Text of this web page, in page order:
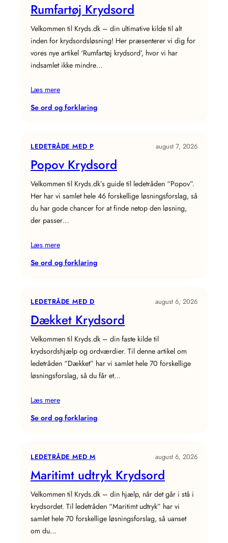
Rumfartøj Krydsord
Velkommen til Kryds.dk – din ultimative kilde til alt
inden for krydsordsløsning! Her præsenterer vi dig for
vores nye artikel ‘Rumfartøj krydsord’, hvor vi har
indsamlet ikke mindre…
Læs mere
Se ord og forklaring:
LEDETRÅDE MED P august 7, 2026
Popov Krydsord
Velkommen til Kryds.dk’s guide til ledetråden “Popov”.
Her har vi samlet hele 46 forskellige løsningsforslag, så
du har gode chancer for at finde netop den løsning,
der passer…
Læs mere
Se ord og forklaring:
LEDETRÅDE MED D august 6, 2026
Dækket Krydsord
Velkommen til Kryds.dk – din faste kilde til
krydsordshjælp og ordværdier. Til denne artikel om
ledetråden “Dækket” har vi samlet hele 70 forskellige
løsningsforslag, så du får et…
Læs mere
Se ord og forklaring:
LEDETRÅDE MED M august 6, 2026
Maritimt udtryk Krydsord
Velkommen til Kryds.dk – din hjælp, når det går i stå i
krydsordet. Til ledetråden “Maritimt udtryk” har vi
samlet hele 70 forskellige løsningsforslag, så uanset
om du…